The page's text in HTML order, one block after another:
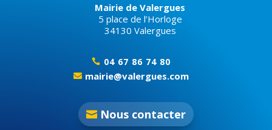
Mairie de Valergues
5 place de l’Horloge
34130 Valergues
 04 67 86 74 80
 mairie@valergues.com
Nous contacter